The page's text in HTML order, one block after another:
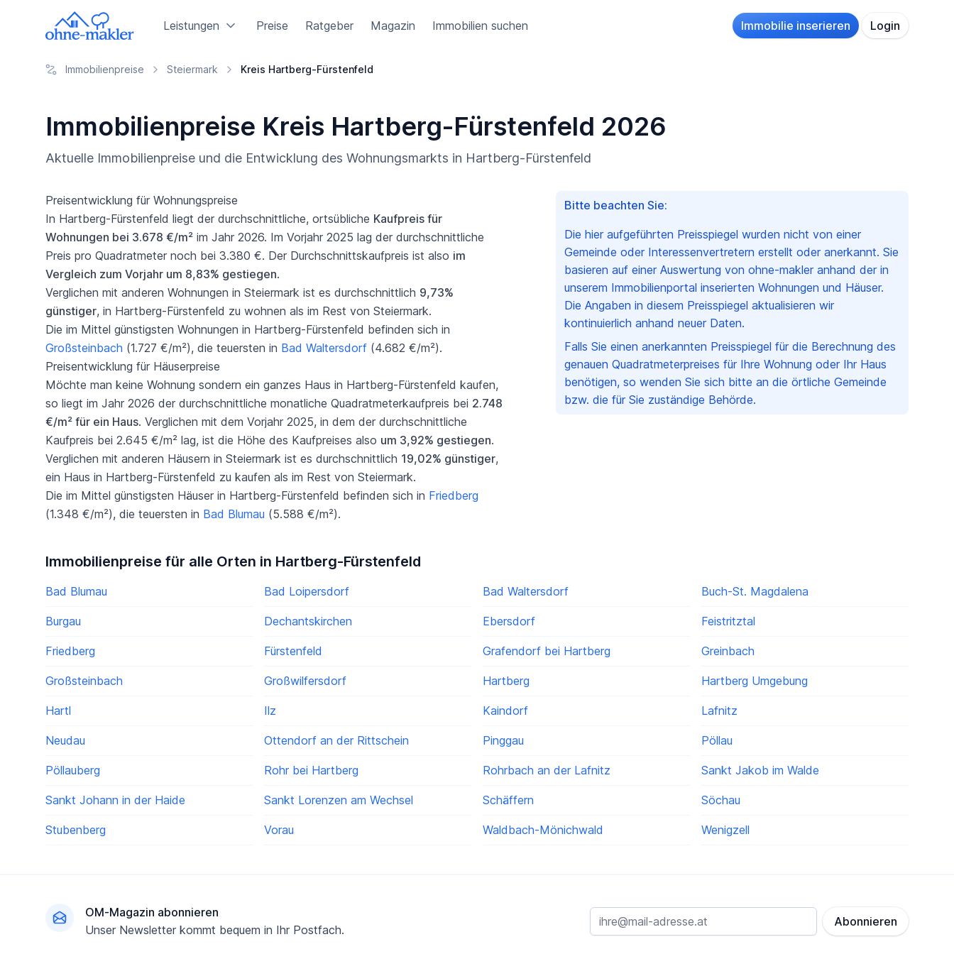
Leistungen Preise Ratgeber Magazin Immobilien suchen Immobilie inserieren Login
Immobilienpreise Steiermark Kreis Hartberg-Fürstenfeld
Immobilienpreise Kreis Hartberg-Fürstenfeld 2026
Aktuelle Immobilienpreise und die Entwicklung des Wohnungsmarkts in Hartberg-Fürstenfeld
Preisentwicklung für Wohnungspreise
In Hartberg-Fürstenfeld liegt der durchschnittliche, ortsübliche Kaufpreis für
Wohnungen bei 3.678 €/m² im Jahr 2026. Im Vorjahr 2025 lag der durchschnittliche
Preis pro Quadratmeter noch bei 3.380 €. Der Durchschnittskaufpreis ist also im
Vergleich zum Vorjahr um 8,83% gestiegen.
Verglichen mit anderen Wohnungen in Steiermark ist es durchschnittlich 9,73%
günstiger, in Hartberg-Fürstenfeld zu wohnen als im Rest von Steiermark.
Die im Mittel günstigsten Wohnungen in Hartberg-Fürstenfeld befinden sich in
Großsteinbach (1.727 €/m²), die teuersten in Bad Waltersdorf (4.682 €/m²).
Preisentwicklung für Häuserpreise
Möchte man keine Wohnung sondern ein ganzes Haus in Hartberg-Fürstenfeld kaufen,
so liegt im Jahr 2026 der durchschnittliche monatliche Quadratmeterkaufpreis bei 2.748
€/m² für ein Haus. Verglichen mit dem Vorjahr 2025, in dem der durchschnittliche
Kaufpreis bei 2.645 €/m² lag, ist die Höhe des Kaufpreises also um 3,92% gestiegen.
Verglichen mit anderen Häusern in Steiermark ist es durchschnittlich 19,02% günstiger,
ein Haus in Hartberg-Fürstenfeld zu kaufen als im Rest von Steiermark.
Die im Mittel günstigsten Häuser in Hartberg-Fürstenfeld befinden sich in Friedberg
(1.348 €/m²), die teuersten in Bad Blumau (5.588 €/m²).
Bitte beachten Sie:
Die hier aufgeführten Preisspiegel wurden nicht von einer
Gemeinde oder Interessenvertretern erstellt oder anerkannt. Sie
basieren auf einer Auswertung von ohne-makler anhand der in
unserem Immobilienportal inserierten Wohnungen und Häuser.
Die Angaben in diesem Preisspiegel aktualisieren wir
kontinuierlich anhand neuer Daten.
Falls Sie einen anerkannten Preisspiegel für die Berechnung des
genauen Quadratmeterpreises für Ihre Wohnung oder Ihr Haus
benötigen, so wenden Sie sich bitte an die örtliche Gemeinde
bzw. die für Sie zuständige Behörde.
Immobilienpreise für alle Orten in Hartberg-Fürstenfeld
Bad Blumau Bad Loipersdorf Bad Waltersdorf Buch-St. Magdalena
Burgau Dechantskirchen Ebersdorf Feistritztal
Friedberg Fürstenfeld Grafendorf bei Hartberg Greinbach
Großsteinbach Großwilfersdorf Hartberg Hartberg Umgebung
Hartl Ilz Kaindorf Lafnitz
Neudau Ottendorf an der Rittschein Pinggau Pöllau
Pöllauberg Rohr bei Hartberg Rohrbach an der Lafnitz Sankt Jakob im Walde
Sankt Johann in der Haide Sankt Lorenzen am Wechsel Schäffern Söchau
Stubenberg Vorau Waldbach-Mönichwald Wenigzell
OM-Magazin abonnieren
Unser Newsletter kommt bequem in Ihr Postfach.
Abonnieren